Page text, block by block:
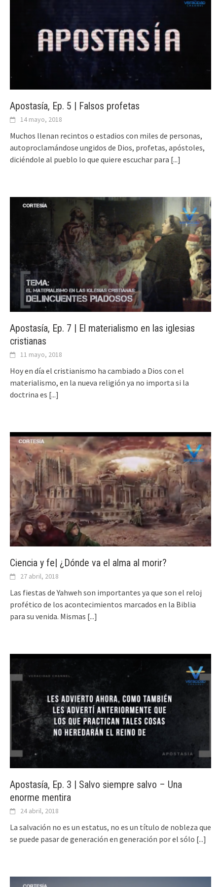
Apostasía, Ep. 5 | Falsos profetas
14 mayo, 2018
Muchos llenan recintos o estadios con miles de personas,
autoproclamándose ungidos de Dios, profetas, apóstoles,
diciéndole al pueblo lo que quiere escuchar para [...]
Apostasía, Ep. 7 | El materialismo en las iglesias
cristianas
11 mayo, 2018
Hoy en día el cristianismo ha cambiado a Dios con el
materialismo, en la nueva religión ya no importa si la
doctrina es [...]
Ciencia y fe| ¿Dónde va el alma al morir?
27 abril, 2018
Las fiestas de Yahweh son importantes ya que son el reloj
profético de los acontecimientos marcados en la Biblia
para su venida. Mismas [...]
Apostasía, Ep. 3 | Salvo siempre salvo – Una
enorme mentira
24 abril, 2018
La salvación no es un estatus, no es un título de nobleza que
se puede pasar de generación en generación por el sólo [...]